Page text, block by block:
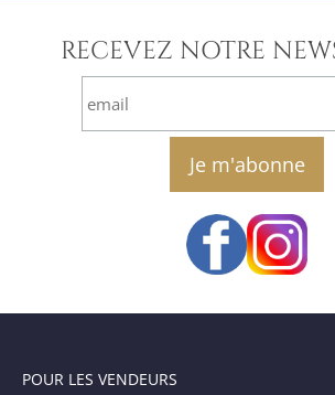
RECEVEZ NOTRE
email
POUR LES VENDEURS